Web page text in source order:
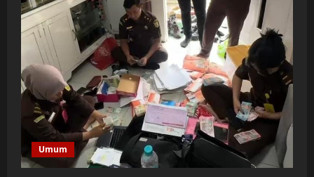
Umum